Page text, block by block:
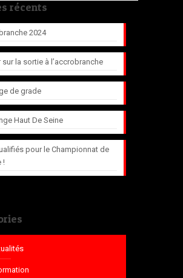
récents
2024
sur la sortie à l’accrobranche
de grade
Haut De Seine
pour le Championnat de
!